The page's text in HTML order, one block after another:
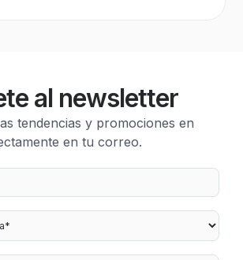
al newsletter
tendencias y promociones en
en tu correo.